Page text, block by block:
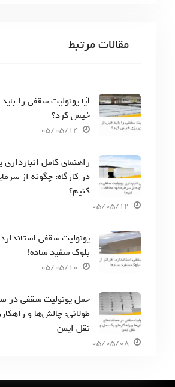
مقالات مرتبط
آیا یونولیت سقفی را
خیس کرد؟
05/05/14
راهنمای کامل
در کارگاه: چگونه از
کنیم؟
05/05/12
یونولیت سقفی
بلوک سفید ساده!
05/05/10
حمل یونولیت سقفی در
طولانی: چالش‌ها و
نقل ایمن
05/05/08